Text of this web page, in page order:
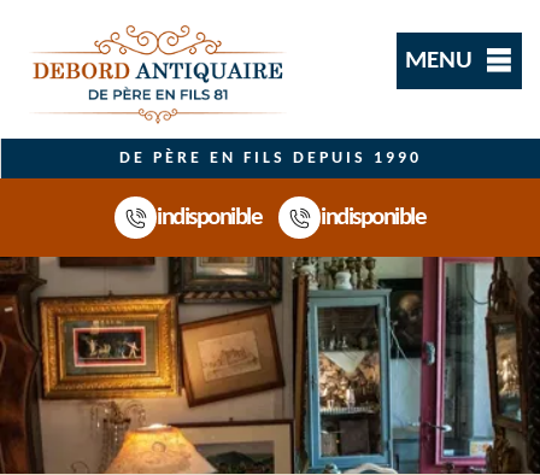
MENU
DE PÈRE EN FILS DEPUIS 1990
indisponible indisponible